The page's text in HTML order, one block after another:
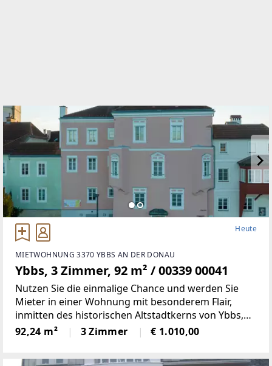
Heute
MIETWOHNUNG 3370 YBBS AN DER DONAU
Ybbs, 3 Zimmer, 92 m² / 00339 00041
Nutzen Sie die einmalige Chance und werden Sie
Mieter in einer Wohnung mit besonderem Flair,
inmitten des historischen Altstadtkerns von Ybbs,
mit Blick auf die Donau.Dieses historische Objekt in
der Kirchengasse 6 beherbergte in der
92,24 m² 3 Zimmer € 1.010,00